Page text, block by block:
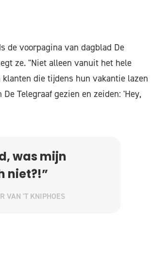
de voorpagina van dagblad De
ze. "Niet alleen vanuit het hele
die tijdens hun vakantie lazen
Telegraaf gezien en zeiden: 'Hey,
was mijn
niet?!”
VAN 'T KNIPHOES